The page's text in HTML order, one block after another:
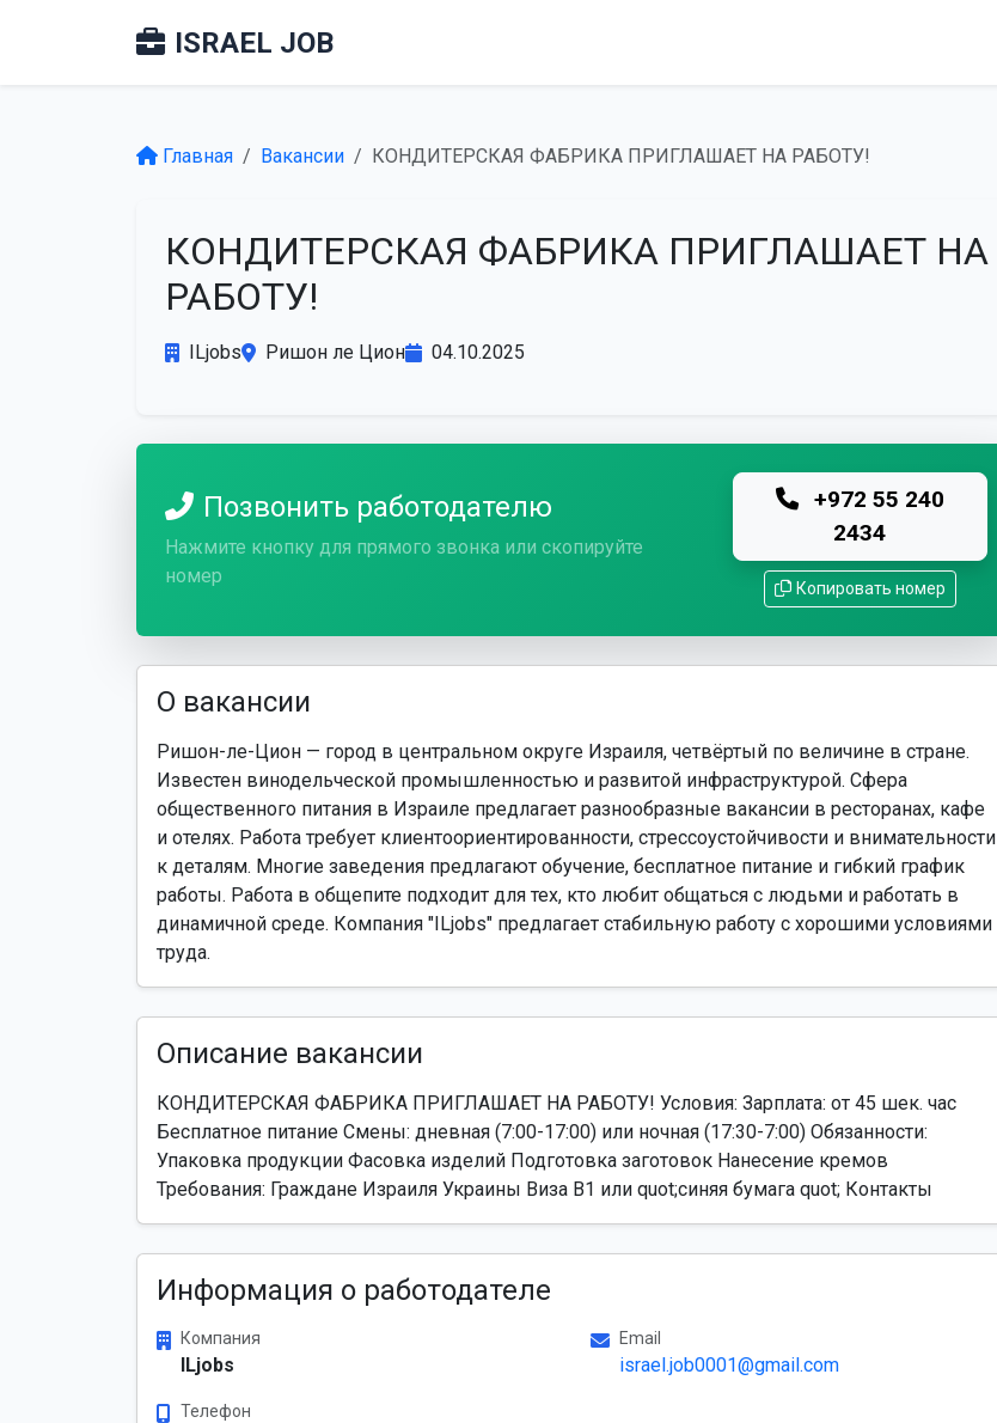
ISRAEL JOB
Главная Вакансии КОНДИТЕРСКАЯ ФАБРИКА ПРИГЛАШАЕТ НА РАБОТУ!
КОНДИТЕРСКАЯ ФАБРИКА ПРИГЛАШАЕТ НА
РАБОТУ!
ILjobs Ришон ле Цион 04.10.2025
Позвонить работодателю
Нажмите кнопку для прямого звонка или скопируйте
номер
+972 55 240
2434
Копировать номер
О вакансии
Ришон-ле-Цион — город в центральном округе Израиля, четвёртый по величине в стране.
Известен винодельческой промышленностью и развитой инфраструктурой. Сфера
общественного питания в Израиле предлагает разнообразные вакансии в ресторанах, кафе
и отелях. Работа требует клиентоориентированности, стрессоустойчивости и внимательности
к деталям. Многие заведения предлагают обучение, бесплатное питание и гибкий график
работы. Работа в общепите подходит для тех, кто любит общаться с людьми и работать в
динамичной среде. Компания "ILjobs" предлагает стабильную работу с хорошими условиями
труда.
Описание вакансии
КОНДИТЕРСКАЯ ФАБРИКА ПРИГЛАШАЕТ НА РАБОТУ! Условия: Зарплата: от 45 шек. час
Бесплатное питание Смены: дневная (7:00-17:00) или ночная (17:30-7:00) Обязанности:
Упаковка продукции Фасовка изделий Подготовка заготовок Нанесение кремов
Требования: Граждане Израиля Украины Виза B1 или quot;синяя бумага quot; Контакты
Информация о работодателе
Компания
ILjobs
Email
israel.job0001@gmail.com
Телефон